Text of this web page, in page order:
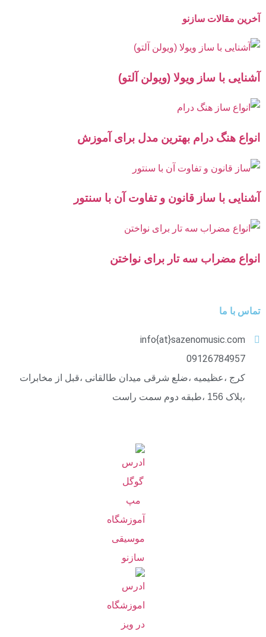
آخرین مقالات سازنو
آشنایی با ساز ویولا (ویولن آلتو)
انواع هنگ درام بهترین مدل برای آموزش
آشنایی با ساز قانون و تفاوت آن با سنتور
انواع مضراب سه تار برای نواختن
تماس با ما
info{at}sazenomusic.com
09126784957
کرج ،عظیمیه ،ضلع شرقی میدان طالقانی ،قبل از مخابرات
،پلاک 156 ،طبقه دوم سمت راست